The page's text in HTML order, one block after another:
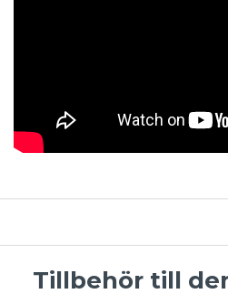
Tillbehör till